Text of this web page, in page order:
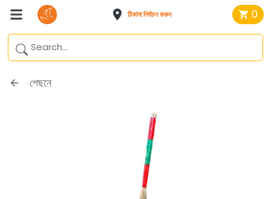
ঠিকানা নির্বাচন করুন 0
পেছনে